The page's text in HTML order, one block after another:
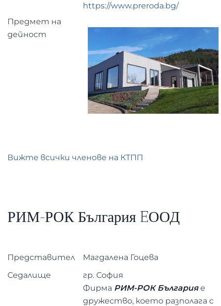
Предмет на
дейност
https://www.preroda.bg/
Вижте всички членове на КТПП
РИМ-РОК България EООД
Представител
Магдалена Гоцева
Седалище
гр. София
Фирма РИМ-РОК България е
дружество, което разполага с